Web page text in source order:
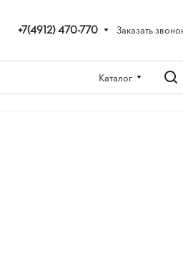
+7(4912) 470-770 Заказать
Каталог